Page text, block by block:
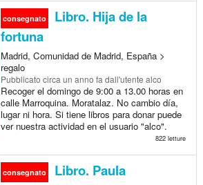
consegnato
Libro. Hija de la
fortuna
Madrid, Comunidad de Madrid, España >
regalo
Pubblicato circa un anno fa dall'utente alco
Recoger el domingo de 9:00 a 13.00 horas en
calle Marroquina. Moratalaz. No cambio día,
lugar ni hora. Si tiene libros para donar puede
ver nuestra actividad en el usuario "alco".
822 letture
consegnato Libro. Paula